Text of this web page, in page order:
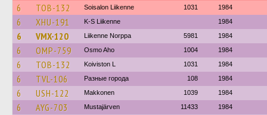
6 TOB-132 Soisalon Liikenne 1031 1984
6 XHU-191 K-S Liikenne 1984
6 VMX-120 Liikenne Norppa 5981 1984
6 OMP-759 Osmo Aho 1004 1984
6 TOB-132 Koiviston L 1031 1984
6 TVL-106 Разные города 108 1984
6 USH-122 Makkonen 1039 1984
6 AYG-703 Mustajärven 11433 1984